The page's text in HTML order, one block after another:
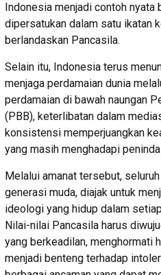
Indonesia menjadi contoh nyata
dipersatukan dalam satu ikatan
berlandaskan Pancasila.
Selain itu, Indonesia terus
menjaga perdamaian dunia
perdamaian di bawah naungan
(PBB), keterlibatan dalam
konsistensi memperjuangkan
yang masih menghadapi
Melalui amanat tersebut,
generasi muda, diajak untuk
ideologi yang hidup dalam
Nilai-nilai Pancasila harus
yang berkeadilan, menghormati
menjadi benteng terhadap